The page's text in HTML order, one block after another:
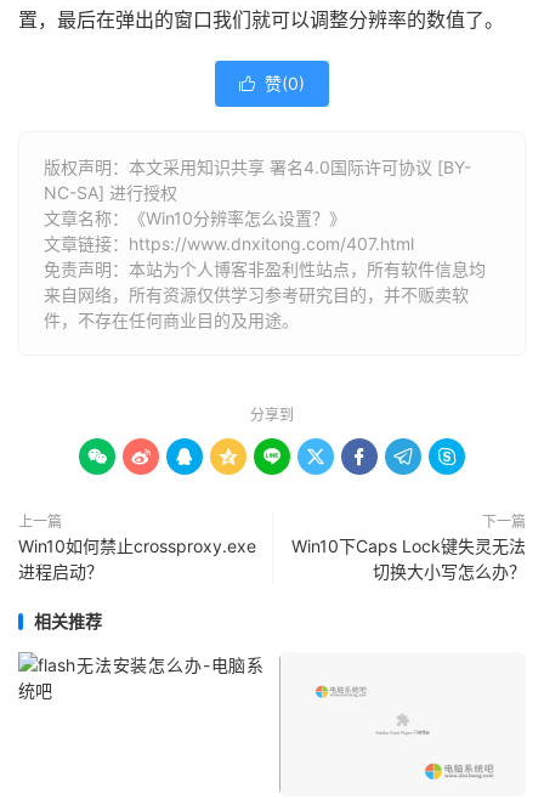
置，最后在弹出的窗口我们就可以调整分辨率的数值了。
 赞(0)
版权声明：本文采用知识共享 署名4.0国际许可协议 [BY-
NC-SA] 进行授权
文章名称：《Win10分辨率怎么设置？》
文章链接： https://www.dnxitong.com/407.html
免责声明：本站为个人博客非盈利性站点，所有软件信息均
来自网络，所有资源仅供学习参考研究目的，并不贩卖软
件，不存在任何商业目的及用途。
分享到
        
上一篇
Win10如何禁止crossproxy.exe
进程启动？
下一篇
Win10下Caps Lock键失灵无法
切换大小写怎么办？
相关推荐